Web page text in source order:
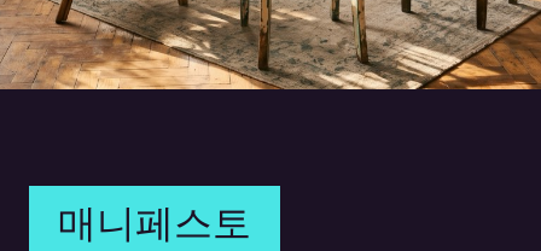
리스본。
세 사람。
매니페스토